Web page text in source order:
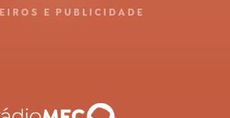
E PUBLICIDADE